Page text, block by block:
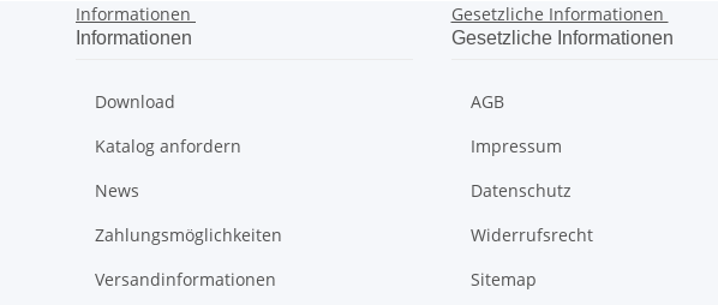
Informationen
Informationen
Download
Katalog anfordern
News
Zahlungsmöglichkeiten
Versandinformationen
Gesetzliche Informationen
Gesetzliche Informationen
AGB
Impressum
Datenschutz
Widerrufsrecht
Sitemap